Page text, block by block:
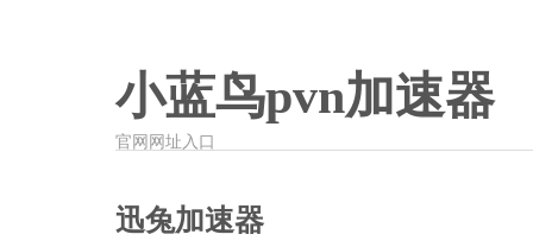
小蓝鸟pvn加速器
官网网址入口
迅兔加速器